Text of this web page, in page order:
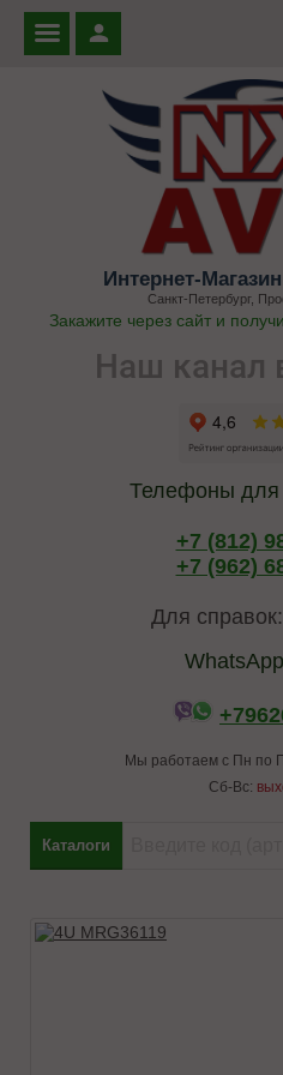
Интернет-
Санкт-Петербург,
Закажите через сайт и
Наш канал
Телефоны для
+7 (812)
+7 (962)
Для справок:
WhatsApp
Мы работаем с Пн по
Сб-Вс:
Каталоги